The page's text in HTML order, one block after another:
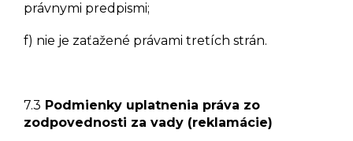
právnymi predpismi;
f) nie je zaťažené právami tretích strán.
7.3 Podmienky uplatnenia práva zo
zodpovednosti za vady (reklamácie)